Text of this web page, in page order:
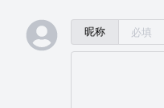
昵称